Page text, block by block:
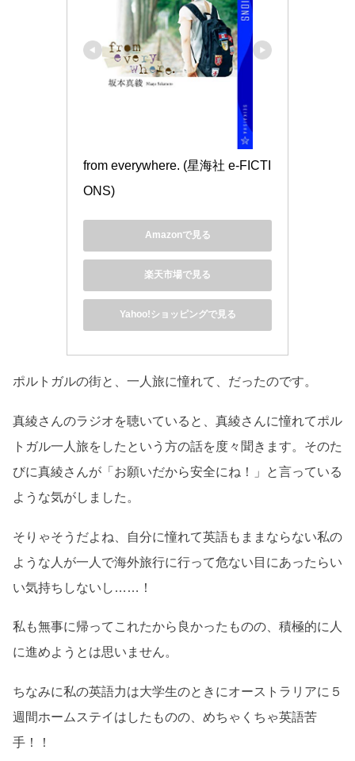
from everywhere. (星海社 e-FICTI
ONS)
Amazonで見る
楽天市場で見る
Yahoo!ショッピングで見る
ポルトガルの街と、一人旅に憧れて、だったのです。
真綾さんのラジオを聴いていると、真綾さんに憧れてポル
トガル一人旅をしたという方の話を度々聞きます。そのた
びに真綾さんが「お願いだから安全にね！」と言っている
ような気がしました。
そりゃそうだよね、自分に憧れて英語もままならない私の
ような人が一人で海外旅行に行って危ない目にあったらい
い気持ちしないし……！
私も無事に帰ってこれたから良かったものの、積極的に人
に進めようとは思いません。
ちなみに私の英語力は大学生のときにオーストラリアに５
週間ホームステイはしたものの、めちゃくちゃ英語苦
手！！